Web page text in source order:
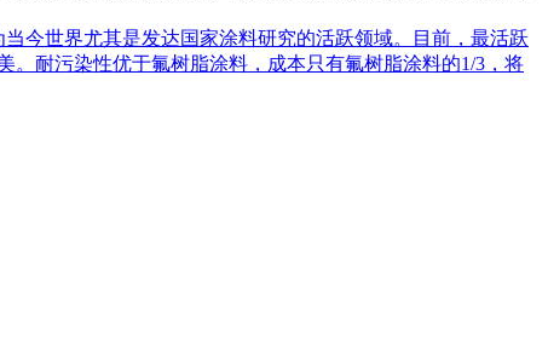
当今世界尤其是发达国家涂料研究的活跃领域。目前，最活跃
耐污染性优于氟树脂涂料，成本只有氟树脂涂料的1/3，将